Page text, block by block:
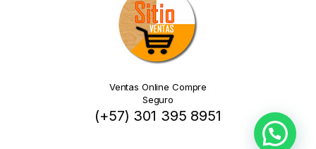
Ventas Online Compre
Seguro
(+57) 301 395 8951